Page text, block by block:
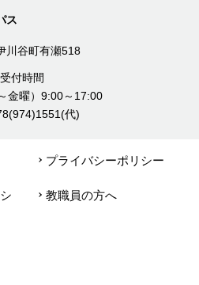
ス
川谷町有瀬518
受付時間
金曜）9:00～17:00
代)
プライバシーポリシー
教職員の方へ